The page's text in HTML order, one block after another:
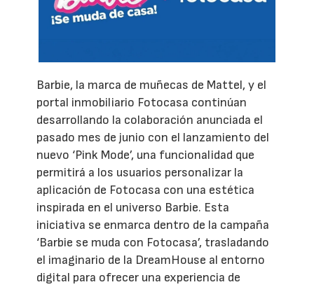
Barbie, la marca de muñecas de Mattel, y el
portal inmobiliario Fotocasa continúan
desarrollando la colaboración anunciada el
pasado mes de junio con el lanzamiento del
nuevo ‘Pink Mode’, una funcionalidad que
permitirá a los usuarios personalizar la
aplicación de Fotocasa con una estética
inspirada en el universo Barbie. Esta
iniciativa se enmarca dentro de la campaña
‘Barbie se muda con Fotocasa’, trasladando
el imaginario de la DreamHouse al entorno
digital para ofrecer una experiencia de